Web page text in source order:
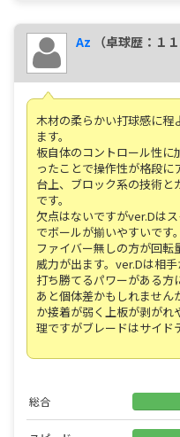
Az （卓球歴：１
木材の柔らかい打球感に程
ます。
板自体のコントロール性に
ったことで操作性が格段に
台上、ブロック系の技術と
です。
欠点はないですがver.Dは
でボールが揃いやすいです。
ファイバー無しの方が回転
威力が出ます。ver.Dは相
打ち勝てるパワーがある方
あと個体差かもしれません
か接着が弱く上板が剥がれ
理ですがブレードはサイド
総合